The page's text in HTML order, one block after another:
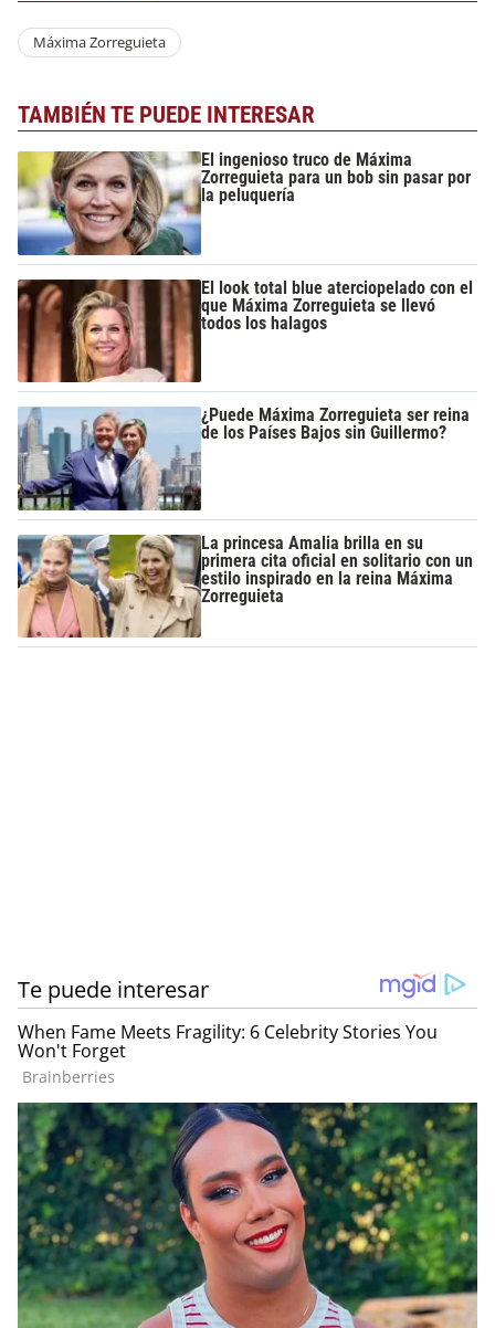
Máxima Zorreguieta
TAMBIÉN TE PUEDE INTERESAR
El ingenioso truco de Máxima
Zorreguieta para un bob sin pasar por
la peluquería
El look total blue aterciopelado con el
que Máxima Zorreguieta se llevó
todos los halagos
¿Puede Máxima Zorreguieta ser reina
de los Países Bajos sin Guillermo?
La princesa Amalia brilla en su
primera cita oficial en solitario con un
estilo inspirado en la reina Máxima
Zorreguieta